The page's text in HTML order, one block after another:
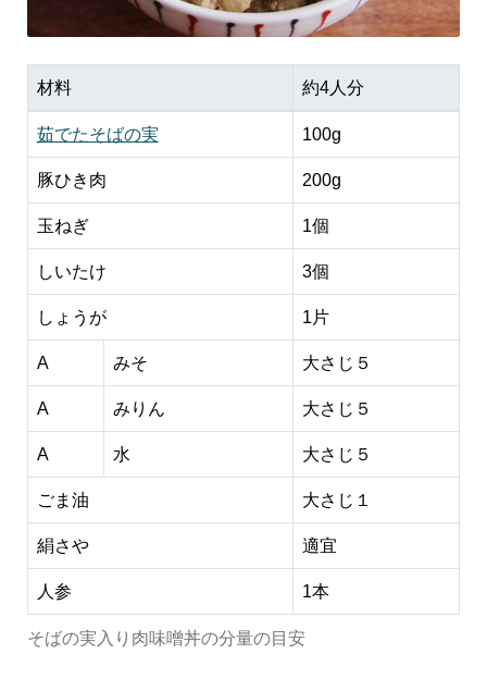
そばの実入り肉味噌丼の分量の目安
材料 約4人分
茹でたそばの実 100g
豚ひき肉 200g
玉ねぎ 1個
しいたけ 3個
しょうが 1片
A みそ 大さじ５
A みりん 大さじ５
A 水 大さじ５
ごま油 大さじ１
絹さや 適宜
人参 1本